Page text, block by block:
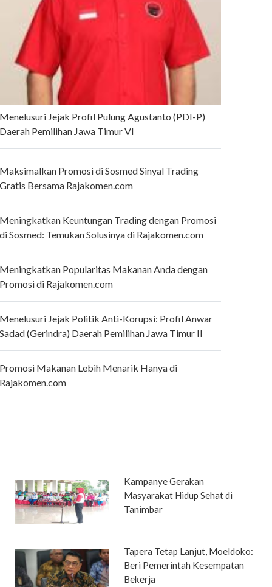
Jejak Profil Pulung Agustanto (PDI-P)
Pemilihan Jawa Timur VI
Promosi di Sosmed Sinyal Trading
Bersama Rajakomen.com
Keuntungan Trading dengan Promosi
Sosmed: Temukan Solusinya di Rajakomen.com
Popularitas Makanan Anda dengan
di Rajakomen.com
Jejak Politik Anti-Korupsi: Profil Anwar
(Gerindra) Daerah Pemilihan Jawa Timur II
Makanan Lebih Menarik Hanya di
Kampanye Gerakan
Masyarakat Hidup Sehat di
Tanimbar
Tapera Tetap Lanjut, Moeldoko:
Beri Pemerintah Kesempatan
Bekerja